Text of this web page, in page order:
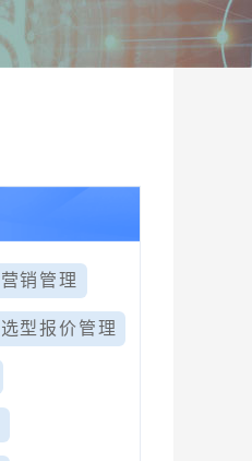
营销管理
选型报价管理